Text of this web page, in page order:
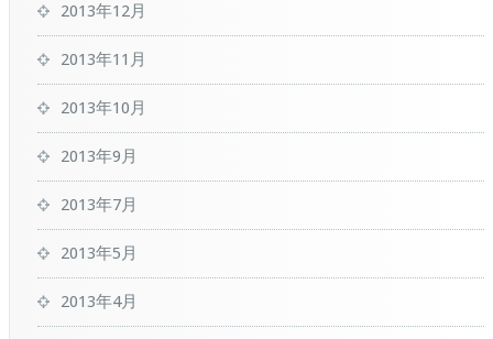
2013年12月
2013年11月
2013年10月
2013年9月
2013年7月
2013年5月
2013年4月